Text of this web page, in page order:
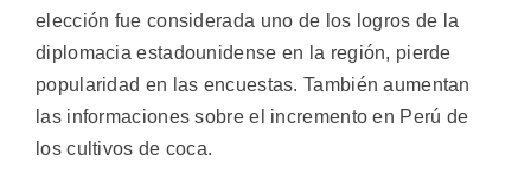
elección fue considerada uno de los logros de la
diplomacia estadounidense en la región, pierde
popularidad en las encuestas. También aumentan
las informaciones sobre el incremento en Perú de
los cultivos de coca.